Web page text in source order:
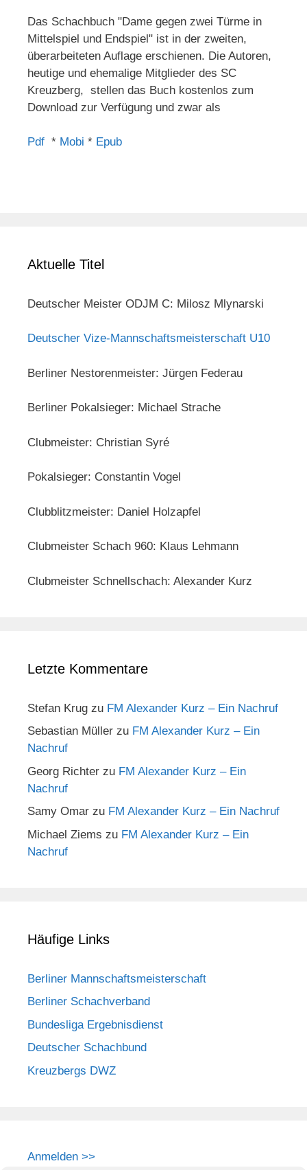
Das Schachbuch "Dame gegen zwei Türme in
Mittelspiel und Endspiel" ist in der zweiten,
überarbeiteten Auflage erschienen. Die Autoren,
heutige und ehemalige Mitglieder des SC
Kreuzberg, stellen das Buch kostenlos zum
Download zur Verfügung und zwar als
Pdf * Mobi * Epub
Aktuelle Titel
Deutscher Meister ODJM C: Milosz Mlynarski
Deutscher Vize-Mannschaftsmeisterschaft U10
Berliner Nestorenmeister: Jürgen Federau
Berliner Pokalsieger: Michael Strache
Clubmeister: Christian Syré
Pokalsieger: Constantin Vogel
Clubblitzmeister: Daniel Holzapfel
Clubmeister Schach 960: Klaus Lehmann
Clubmeister Schnellschach: Alexander Kurz
Letzte Kommentare
Stefan Krug zu FM Alexander Kurz – Ein Nachruf
Sebastian Müller zu FM Alexander Kurz – Ein
Nachruf
Georg Richter zu FM Alexander Kurz – Ein
Nachruf
Samy Omar zu FM Alexander Kurz – Ein Nachruf
Michael Ziems zu FM Alexander Kurz – Ein
Nachruf
Häufige Links
Berliner Mannschaftsmeisterschaft
Berliner Schachverband
Bundesliga Ergebnisdienst
Deutscher Schachbund
Kreuzbergs DWZ
Anmelden >>